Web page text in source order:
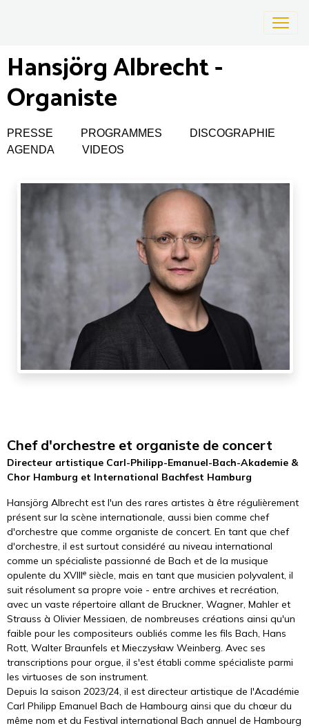
Hansjörg Albrecht -
Organiste
PRESSE PROGRAMMES
DISCOGRAPHIE
AGENDA
VIDEOS
Chef d'orchestre et organiste de concert
Directeur artistique Carl-Philipp-Emanuel-Bach-Akademie &
Chor Hamburg et International Bachfest Hamburg
Hansjörg Albrecht est l'un des rares artistes à être régulièrement
présent sur la scène internationale, aussi bien comme chef
d'orchestre que comme organiste de concert. En tant que chef
d'orchestre, il est surtout considéré au niveau international
comme un spécialiste passionné de Bach et de la musique
opulente du XVIIIe siècle, mais en tant que musicien polyvalent, il
suit résolument sa propre voie - entre archives et recréation,
avec un vaste répertoire allant de Bruckner, Wagner, Mahler et
Strauss à Olivier Messiaen, de nombreuses créations ainsi qu'un
faible pour les compositeurs oubliés comme les fils Bach, Hans
Rott, Walter Braunfels et Mieczysław Weinberg. Avec ses
transcriptions pour orgue, il s'est établi comme spécialiste parmi
les virtuoses de son instrument.
Depuis la saison 2023/24, il est directeur artistique de l'Académie
Carl Philipp Emanuel Bach de Hambourg ainsi que du chœur du
même nom et du Festival international Bach annuel de Hambourg